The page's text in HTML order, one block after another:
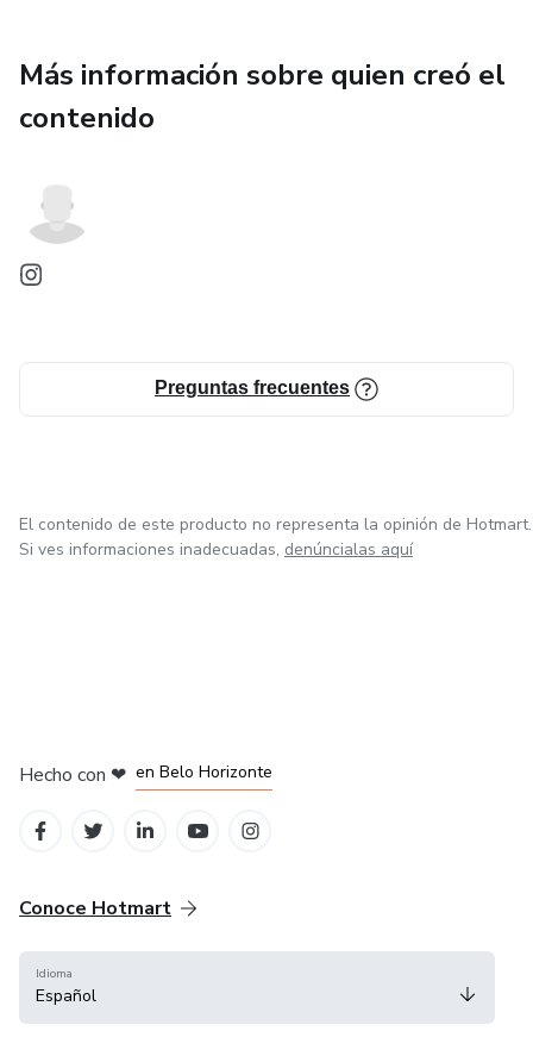
Más información sobre quien creó el
contenido
Preguntas frecuentes
El contenido de este producto no representa la opinión de Hotmart.
Si ves informaciones inadecuadas, denúncialas aquí
Hecho con ❤ en Belo Horizonte
Conoce Hotmart
Idioma
Español